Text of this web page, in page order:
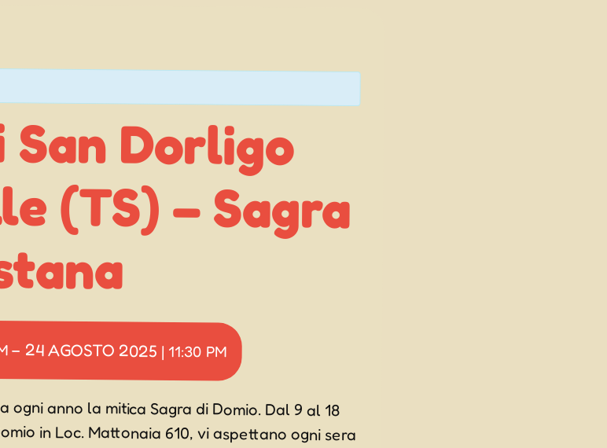
San Dorligo
(TS) – Sagra
– 24 AGOSTO 2025 | 11:30 PM
ogni anno la mitica Sagra di Domio. Dal 9 al 18
in Loc. Mattonaia 610, vi aspettano ogni sera
e tanto altro ad un passo dalla meravigliosa